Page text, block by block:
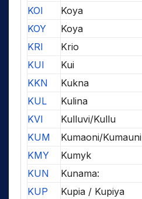
KOI
Koya
KOY
Koya
KRI
Krio
KUI
Kui
KKN
Kukna
KUL
Kulina
KVI
Kulluvi/Kullu
KUM
Kumaoni/Kumauni
KMY
Kumyk
KUN
Kunama:
KUP
Kupia / Kupiya